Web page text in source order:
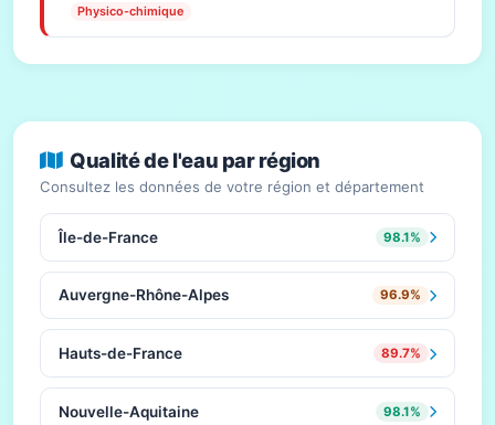
Physico-chimique
Qualité de l'eau par région
Consultez les données de votre région et département
Île-de-France 98.1%
Auvergne-Rhône-Alpes 96.9%
Hauts-de-France 89.7%
Nouvelle-Aquitaine 98.1%